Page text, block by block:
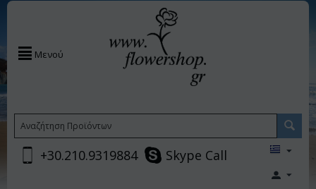
Μενού
+30.210.9319884 Skype Call